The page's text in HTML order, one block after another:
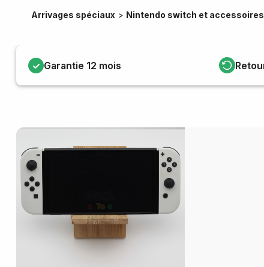
Arrivages spéciaux > Nintendo switch et accessoires
Garantie 12 mois